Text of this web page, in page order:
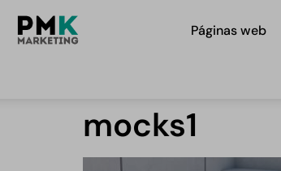
Páginas web
mocks1